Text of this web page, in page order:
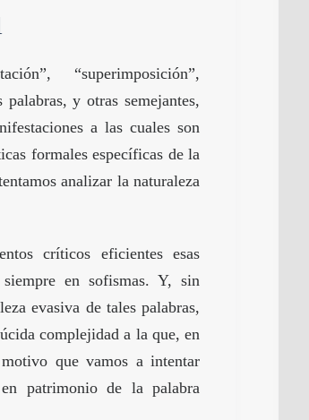
“superimposición”,
y otras semejantes,
a las cuales son
formales específicas de la
analizar la naturaleza
críticos eficientes esas
en sofismas. Y, sin
evasiva de tales palabras,
complejidad a la que, en
que vamos a intentar
patrimonio de la palabra